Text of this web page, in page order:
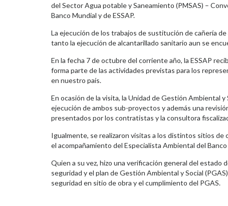
del Sector Agua potable y Saneamiento (PMSAS) –
Banco Mundial y de ESSAP.
La ejecución de los trabajos de sustitución de cañería
tanto la ejecución de alcantarillado sanitario aun se
En la fecha 7 de octubre del corriente año, la ESSAP
forma parte de las actividades previstas para los
en nuestro país.
En ocasión de la visita, la Unidad de Gestión Ambiental
ejecución de ambos sub-proyectos y además una
presentados por los contratistas y la consultora
Igualmente, se realizaron visitas a los distintos sitios de
el acompañamiento del Especialista Ambiental del Banco
Quien a su vez, hizo una verificación general del estado
seguridad y el plan de Gestión Ambiental y Social
seguridad en sitio de obra y el cumplimiento del PGAS.